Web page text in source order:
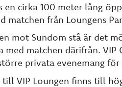
en cirka 100 meter lång
matchen från Loungens
mot Sundom stå är det
med matchen därifrån.
privata evenemang
till VIP Loungen finns till